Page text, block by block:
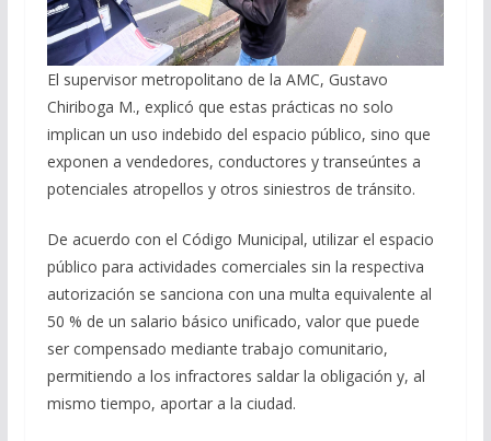
El supervisor metropolitano de la AMC, Gustavo
Chiriboga M., explicó que estas prácticas no solo
implican un uso indebido del espacio público, sino que
exponen a vendedores, conductores y transeúntes a
potenciales atropellos y otros siniestros de tránsito.
De acuerdo con el Código Municipal, utilizar el espacio
público para actividades comerciales sin la respectiva
autorización se sanciona con una multa equivalente al
50 % de un salario básico unificado, valor que puede
ser compensado mediante trabajo comunitario,
permitiendo a los infractores saldar la obligación y, al
mismo tiempo, aportar a la ciudad.